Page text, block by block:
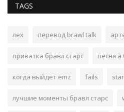
TAGS
лех перевод brawl talk
приватка бравл старс песня а
когда выйдет emz fails
лучшие моменты бравл старс